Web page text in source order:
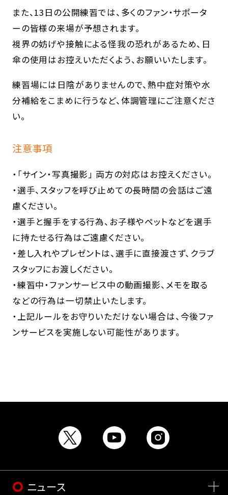
また、13日の公開練習では、多くのファン・サポータ
ーの皆様の来場が予想されます。
視界の妨げや接触による怪我の恐れがあるため、日
傘の使用はお控えいただくよう、お願いいたします。
練習場には日陰がありませんので、熱中症対策や水
分補給をこまめに行うなど、体調管理にご注意くださ
い。
注意事項
・「サイン・写真撮影」 両方の対応はお控えください。
・選手、スタッフを呼び止めての長時間の会話はご遠
慮ください。
・選手と握手をする行為、お子様やペットなどを選手
に持たせる行為はご遠慮ください。
・差し入れやプレゼントは、選手に直接渡さず、クラブ
スタッフにお渡しください。
・練習中・ファンサービス中の動画撮影、メモを取る
などの行為は一切禁止いたします。
・上記ルールをお守りいただけない場合は、今後ファ
ンサービスを実施しない可能性があります。
ニュース